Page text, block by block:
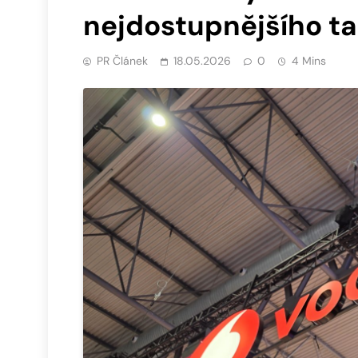
nejdostupnějšího
PR Článek 18.05.2026 0 4 Mins